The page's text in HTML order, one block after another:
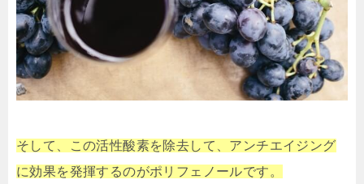
そして、この活性酸素を除去して、アンチエイジング
に効果を発揮するのがポリフェノールです。